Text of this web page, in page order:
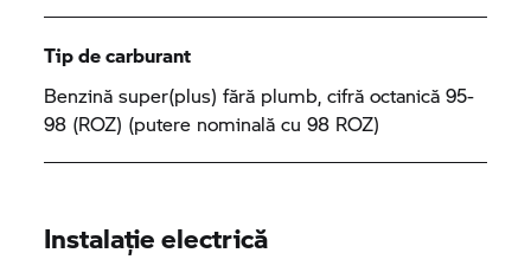
Tip de carburant
Benzină super(plus) fără plumb, cifră octanică 95-
98 (ROZ) (putere nominală cu 98 ROZ)
Instalație electrică